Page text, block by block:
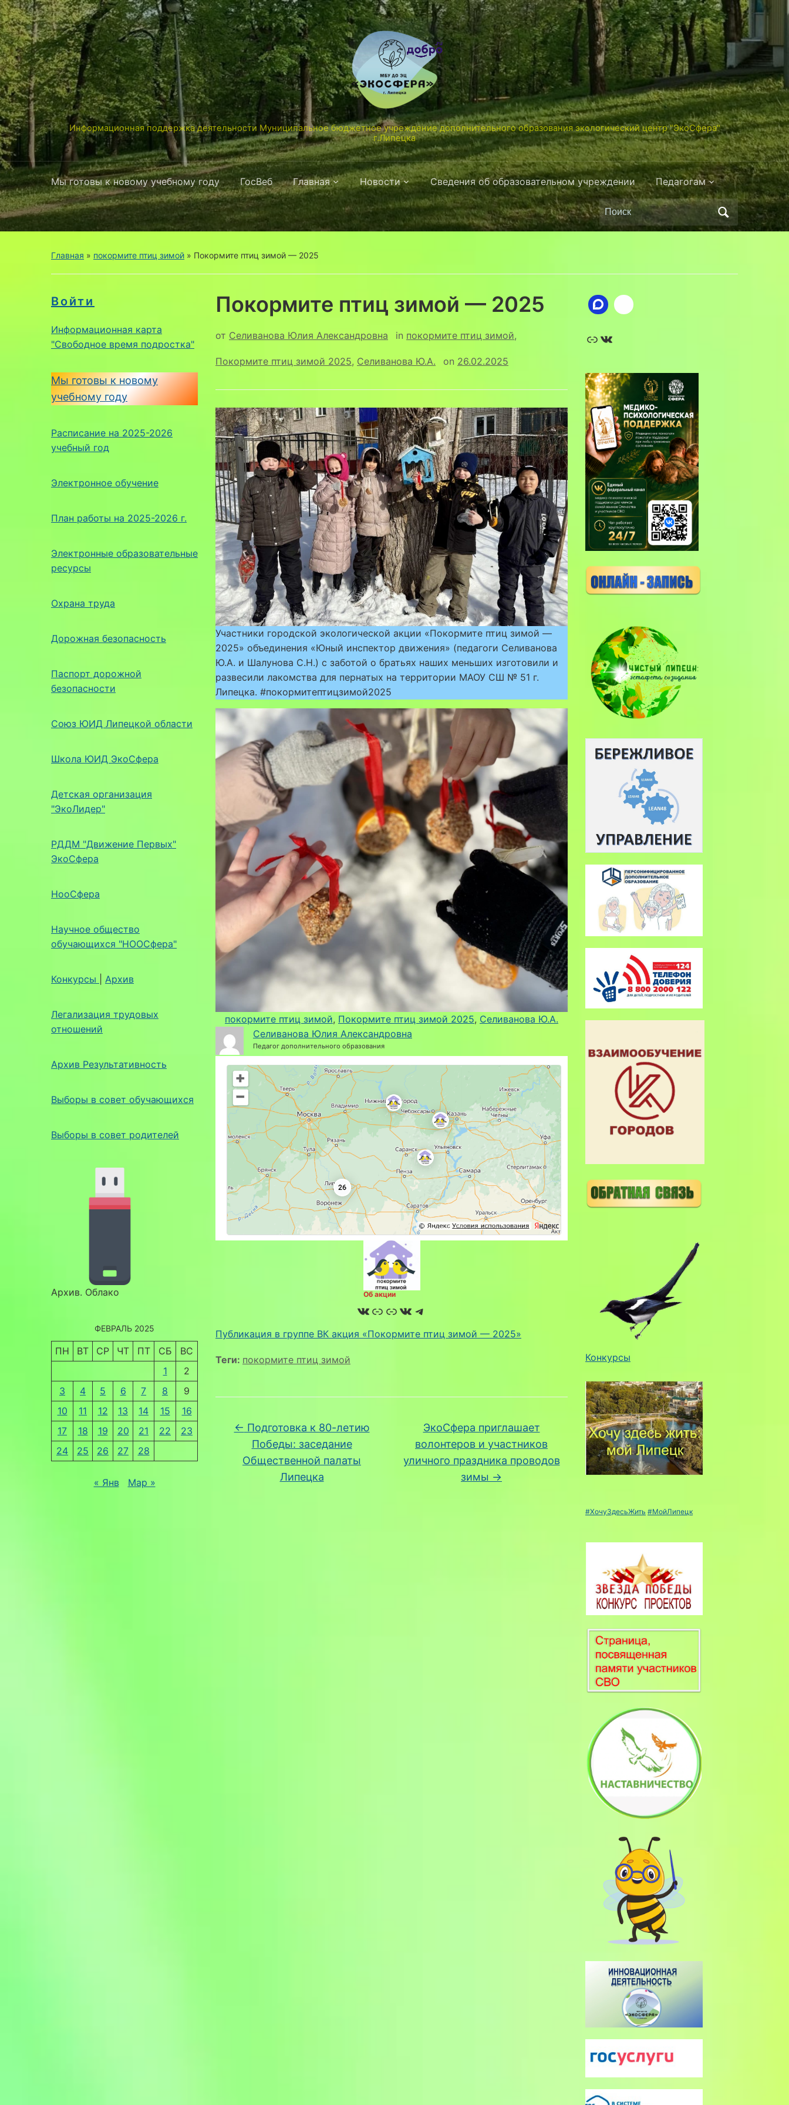
Информационная поддержка деятельности Муниципальное бюджетное учреждение дополнительного образования экологический центр "ЭкоСфера"
г.Липецка
Мы готовы к новому учебному году ГосВеб Главная Новости Сведения об образовательном учреждении Педагогам
Поиск
по:
Главная » покормите птиц зимой » Покормите птиц зимой — 2025
Войти
Информационная карта
"Свободное время подростка"
Мы готовы к новому
учебному году
Расписание на 2025-2026
учебный год
Электронное обучение
План работы на 2025-2026 г.
Электронные образовательные
ресурсы
Охрана труда
Дорожная безопасность
Паспорт дорожной
безопасности
Союз ЮИД Липецкой области
Школа ЮИД ЭкоСфера
Детская организация
"ЭкоЛидер"
РДДМ "Движение Первых"
ЭкоСфера
НооСфера
Научное общество
обучающихся "НООСфера"
Конкурсы Архив
Легализация трудовых
отношений
Архив Результативность
Выборы в совет обучающихся
Выборы в совет родителей
Архив. Облако
ФЕВРАЛЬ 2025
ПН ВТ СР ЧТ ПТ СБ
ВС
1
2
3
4 5 6 7 8
9
10
11 12 13 14 15
16
17
18 19 20 21 22
23
24
25 26 27 28
« Янв Мар »
Покормите птиц зимой — 2025
от Селиванова Юлия Александровна in покормите птиц зимой,
Покормите птиц зимой 2025, Селиванова Ю.А. on 26.02.2025
Участники городской экологической акции «Покормите птиц зимой —
2025» объединения «Юный инспектор движения» (педагоги Селиванова
Ю.А. и Шалунова С.Н.) с заботой о братьях наших меньших изготовили и
развесили лакомства для пернатых на территории МАОУ СШ № 51 г.
Липецка. #покормитептицзимой2025
покормите птиц зимой, Покормите птиц зимой 2025, Селиванова Ю.А.
Селиванова Юлия Александровна
Педагог дополнительного образования
Об акции
ВКонтакте
Ссылка
Ссылка
ВКонтакте
Telegram
Публикация в группе ВК акция «Покормите птиц зимой — 2025»
Теги: покормите птиц зимой
← Подготовка к 80-летию
Победы: заседание
Общественной палаты
Липецка
ЭкоСфера приглашает
волонтеров и участников
уличного праздника проводов
зимы →
Ссылка
Конкурсы
#ХочуЗдесьЖить #МойЛипецк